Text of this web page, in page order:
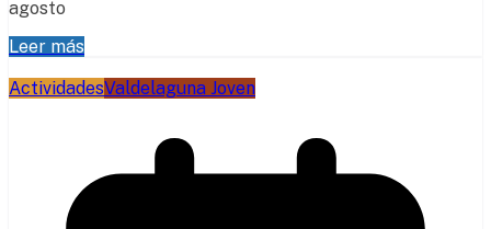
agosto
Leer más
ActividadesValdelaguna Joven